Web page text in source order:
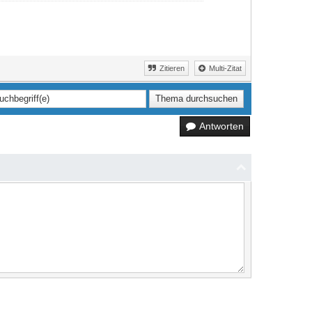
Zitieren Multi-Zitat
Antworten